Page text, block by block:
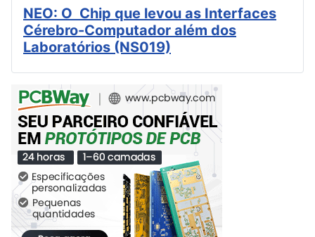
NEO: O Chip que levou as Interfaces
Cérebro-Computador além dos
Laboratórios (NS019)